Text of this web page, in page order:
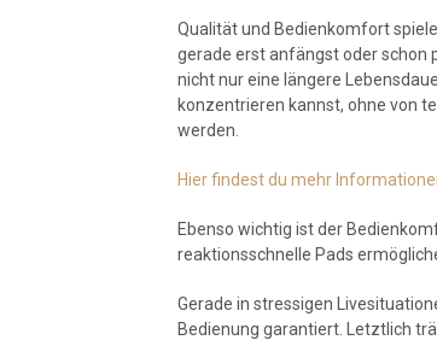
Qualität und Bedienkomfort
gerade erst anfängst oder schon
nicht nur eine längere
konzentrieren kannst, ohne von
werden.
Hier findest du mehr
Ebenso wichtig ist der
reaktionsschnelle Pads
Gerade in stressigen
Bedienung garantiert. Letztlich